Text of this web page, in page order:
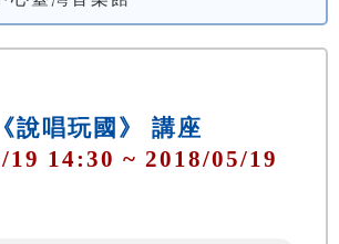
說唱玩國》 講座
19 14:30 ~ 2018/05/19